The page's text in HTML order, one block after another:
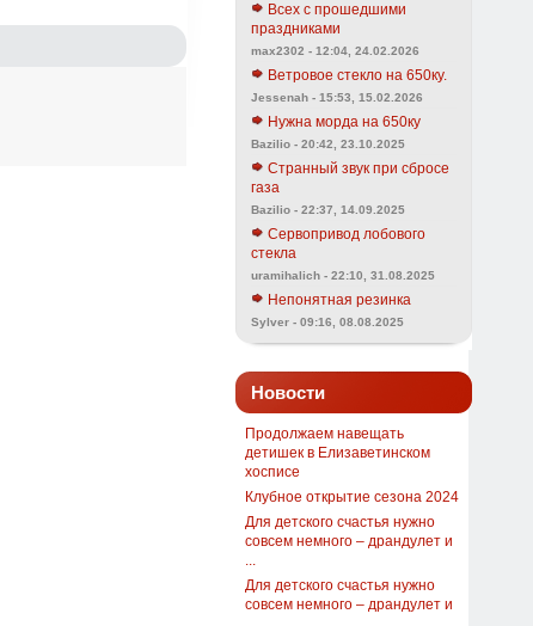
Всех с прошедшими
праздниками
max2302 - 12:04, 24.02.2026
Ветровое стекло на 650ку.
Jessenah - 15:53, 15.02.2026
Нужна морда на 650ку
Bazilio - 20:42, 23.10.2025
Странный звук при сбросе
газа
Bazilio - 22:37, 14.09.2025
Сервопривод лобового
стекла
uramihalich - 22:10, 31.08.2025
Непонятная резинка
Sylver - 09:16, 08.08.2025
Новости
Продолжаем навещать
детишек в Елизаветинском
хосписе
Клубное открытие сезона 2024
Для детского счастья нужно
совсем немного – драндулет и
Для детского счастья нужно
совсем немного – драндулет и